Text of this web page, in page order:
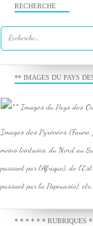
RECHERCHE
** IMAGES DU PAYS
Images des Pyrénées
moins lointains, du Nord au
passant par l'Afrique), de
passant par la Papouasie), etc.
* * * * * * RUBRIQUES